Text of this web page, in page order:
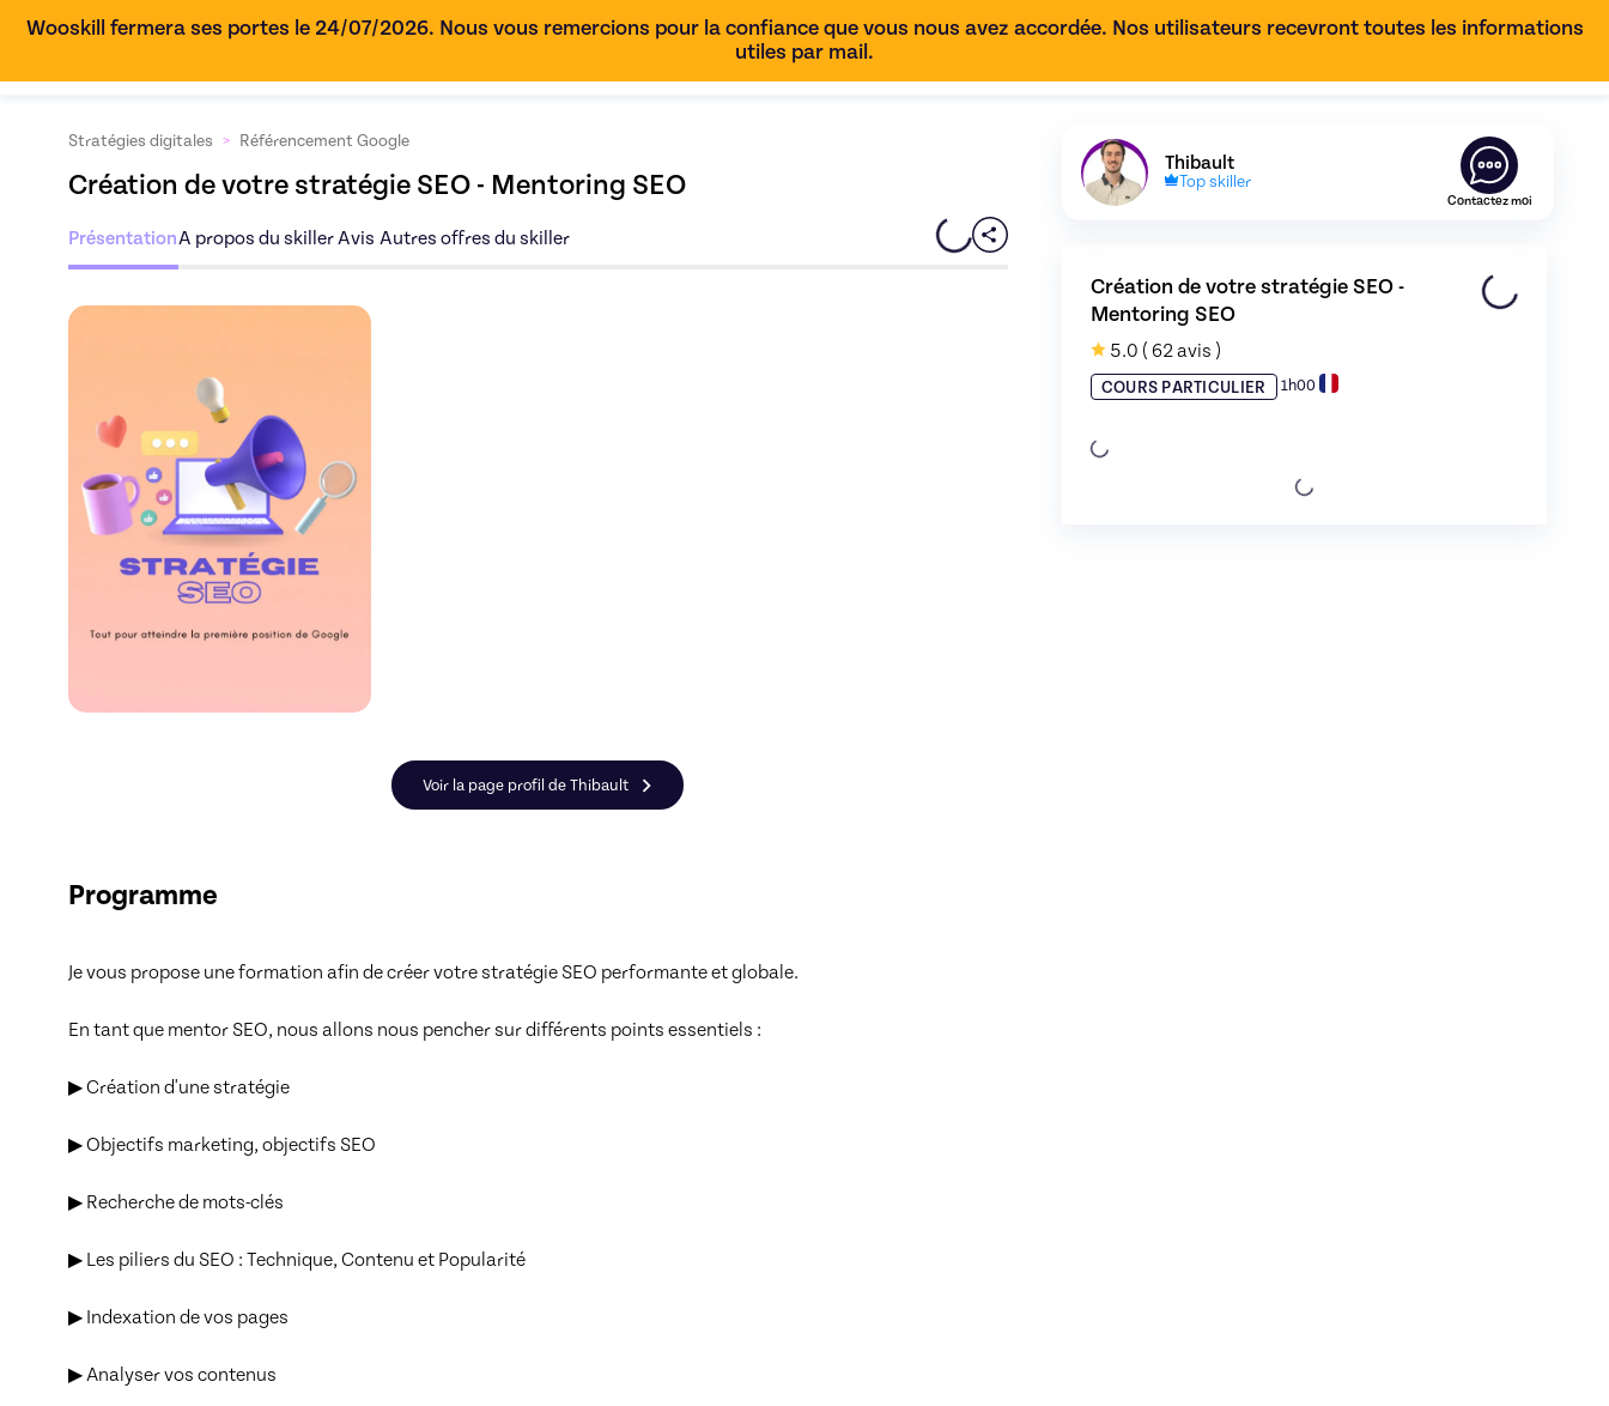
Wooskill fermera ses portes le 24/07/2026. Nous vous remercions pour la confiance que vous nous avez accordée. Nos utilisateurs recevront toutes les informations
utiles par mail.
Stratégies digitales > Référencement Google
Création de votre stratégie SEO - Mentoring SEO
PrésentationA propos du skillerAvis Autres offres du skiller
Découvrez l'offre de Thibault - image 0
Voir la page profil de Thibault
Programme
Je vous propose une formation afin de créer votre stratégie SEO performante et globale.
En tant que mentor SEO, nous allons nous pencher sur différents points essentiels :
▶ Création d'une stratégie
▶ Objectifs marketing, objectifs SEO
▶ Recherche de mots-clés
▶ Les piliers du SEO : Technique, Contenu et Popularité
▶ Indexation de vos pages
▶ Analyser vos contenus
Découvrez le profil de Skiller en
Thibault
Top skiller
Contactez moi
Création de votre stratégie SEO -
Mentoring SEO
5.0 ( 62 avis )
COURS PARTICULIER 1h00